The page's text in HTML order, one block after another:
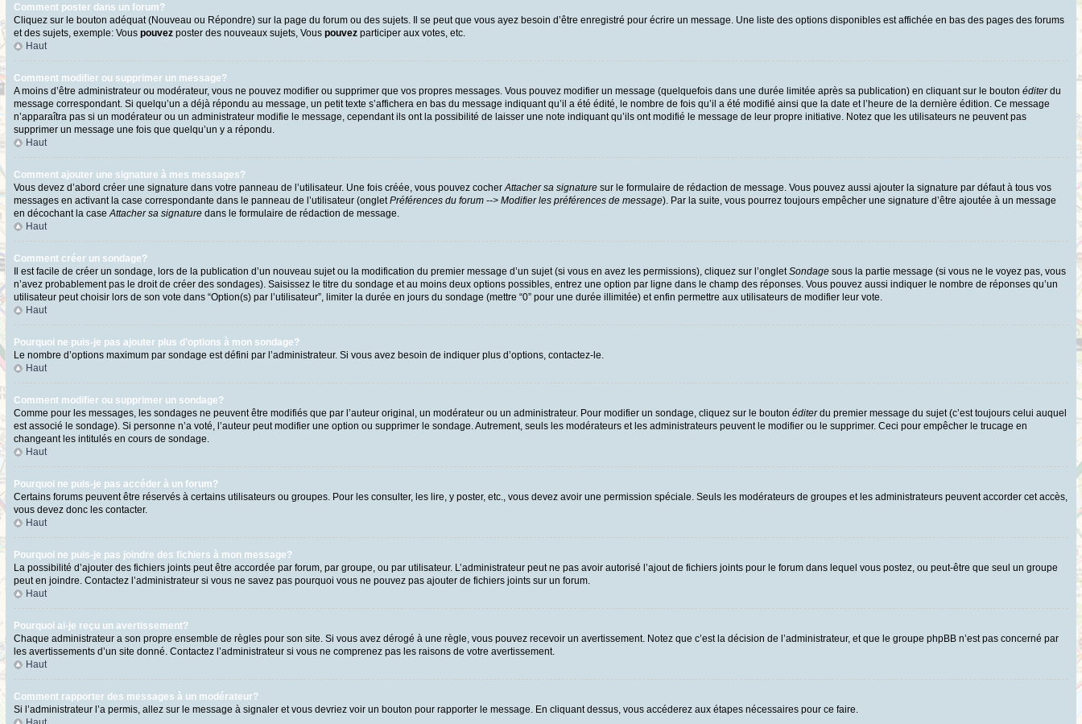
Comment poster dans un forum?
Cliquez sur le bouton adéquat (Nouveau ou Répondre) sur la page du forum ou des sujets. Il se peut que vous ayez besoin d’être enregistré pour écrire un message. Une liste des options disponibles est affichée en bas des pages des forums
et des sujets, exemple: Vous pouvez poster des nouveaux sujets, Vous pouvez participer aux votes, etc.
Haut
Comment modifier ou supprimer un message?
A moins d’être administrateur ou modérateur, vous ne pouvez modifier ou supprimer que vos propres messages. Vous pouvez modifier un message (quelquefois dans une durée limitée après sa publication) en cliquant sur le bouton éditerdu
message correspondant. Si quelqu’un a déjà répondu au message, un petit texte s’affichera en bas du message indiquant qu’il a été édité, le nombre de fois qu’il a été modifié ainsi que la date et l’heure de la dernière édition. Ce message
n’apparaîtra pas si un modérateur ou un administrateur modifie le message, cependant ils ont la possibilité de laisser une note indiquant qu’ils ont modifié le message de leur propre initiative. Notez que les utilisateurs ne peuvent pas
supprimer un message une fois que quelqu’un y a répondu.
Haut
Comment ajouter une signature à mes messages?
Vous devez d’abord créer une signature dans votre panneau de l’utilisateur. Une fois créée, vous pouvez cocher Attacher sa signature sur le formulaire de rédaction de message. Vous pouvez aussi ajouter la signature par défaut à tous vos
messages en activant la case correspondante dans le panneau de l’utilisateur (ongletPréférences du forum --> Modifier les préférences de message). Par la suite, vous pourrez toujours empêcher une signature d’être ajoutée à un message
en décochant la case Attacher sa signature dans le formulaire de rédaction de message.
Haut
Comment créer un sondage?
Il est facile de créer un sondage, lors de la publication d’un nouveau sujet ou la modification du premier message d’un sujet (si vous en avez les permissions), cliquez sur l’ongletSondage sous la partie message (si vous ne le voyez pas, vous
n’avez probablement pas le droit de créer des sondages). Saisissez le titre du sondage et au moins deux options possibles, entrez une option par ligne dans le champ des réponses. Vous pouvez aussi indiquer le nombre de réponses qu’un
utilisateur peut choisir lors de son vote dans “Option(s) par l’utilisateur”, limiter la durée en jours du sondage (mettre “0” pour une durée illimitée) et enfin permettre aux utilisateurs de modifier leur vote.
Haut
Pourquoi ne puis-je pas ajouter plus d’options à mon sondage?
Le nombre d’options maximum par sondage est défini par l’administrateur. Si vous avez besoin de indiquer plus d’options, contactez-le.
Haut
Comment modifier ou supprimer un sondage?
Comme pour les messages, les sondages ne peuvent être modifiés que par l’auteur original, un modérateur ou un administrateur. Pour modifier un sondage, cliquez sur le bouton éditerdu premier message du sujet (c’est toujours celui auquel
est associé le sondage). Si personne n’a voté, l’auteur peut modifier une option ou supprimer le sondage. Autrement, seuls les modérateurs et les administrateurs peuvent le modifier ou le supprimer. Ceci pour empêcher le trucage en
changeant les intitulés en cours de sondage.
Haut
Pourquoi ne puis-je pas accéder à un forum?
Certains forums peuvent être réservés à certains utilisateurs ou groupes. Pour les consulter, les lire, y poster, etc., vous devez avoir une permission spéciale. Seuls les modérateurs de groupes et les administrateurs peuvent accorder cet accès,
vous devez donc les contacter.
Haut
Pourquoi ne puis-je pas joindre des fichiers à mon message?
La possibilité d’ajouter des fichiers joints peut être accordée par forum, par groupe, ou par utilisateur. L’administrateur peut ne pas avoir autorisé l’ajout de fichiers joints pour le forum dans lequel vous postez, ou peut-être que seul un groupe
peut en joindre. Contactez l’administrateur si vous ne savez pas pourquoi vous ne pouvez pas ajouter de fichiers joints sur un forum.
Haut
Pourquoi ai-je reçu un avertissement?
Chaque administrateur a son propre ensemble de règles pour son site. Si vous avez dérogé à une règle, vous pouvez recevoir un avertissement. Notez que c’est la décision de l’administrateur, et que le groupe phpBB n’est pas concerné par
les avertissements d’un site donné. Contactez l’administrateur si vous ne comprenez pas les raisons de votre avertissement.
Haut
Comment rapporter des messages à un modérateur?
Si l’administrateur l’a permis, allez sur le message à signaler et vous devriez voir un bouton pour rapporter le message. En cliquant dessus, vous accéderez aux étapes nécessaires pour ce faire.